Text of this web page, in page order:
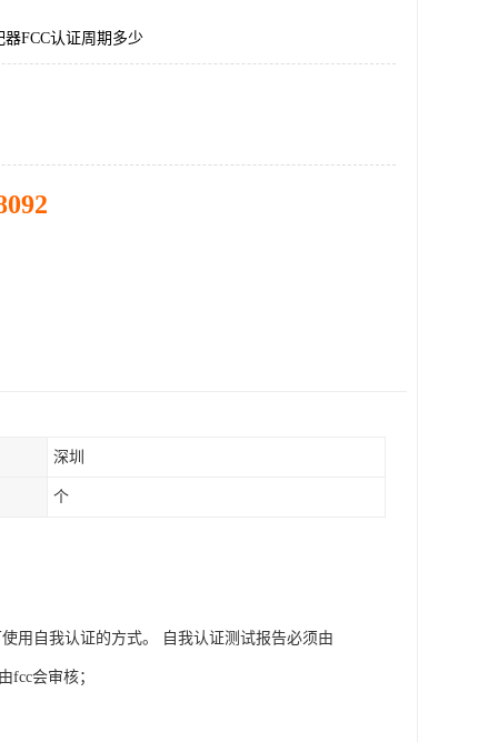
FCC认证周期多少
深圳
个
用自我认证的方式。 自我认证测试报告必须由
fcc会审核；